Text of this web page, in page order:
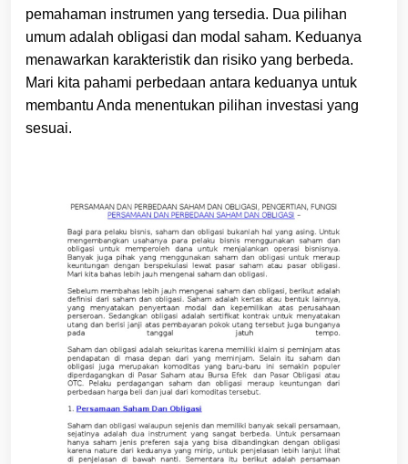
pemahaman instrumen yang tersedia. Dua pilihan
umum adalah obligasi dan modal saham. Keduanya
menawarkan karakteristik dan risiko yang berbeda.
Mari kita pahami perbedaan antara keduanya untuk
membantu Anda menentukan pilihan investasi yang
sesuai.